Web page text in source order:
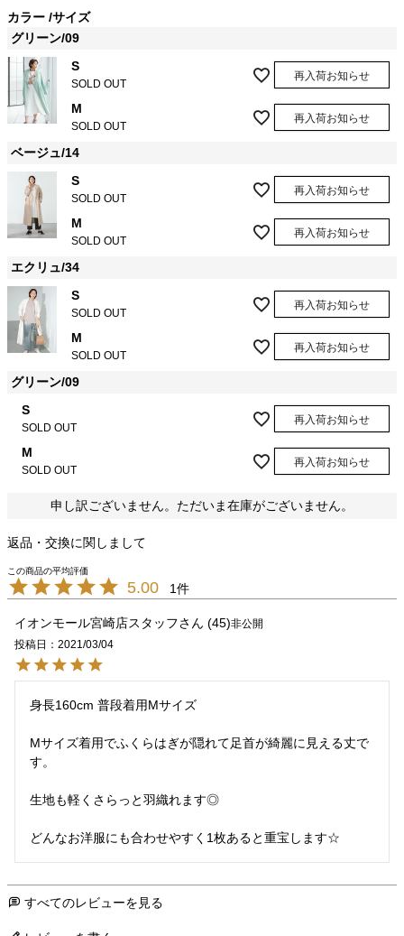
カラー サイズ
グリーン/09
S
SOLD OUT
再入荷お知らせ
M
SOLD OUT
再入荷お知らせ
ベージュ/14
S
SOLD OUT
再入荷お知らせ
M
SOLD OUT
再入荷お知らせ
エクリュ/34
S
SOLD OUT
再入荷お知らせ
M
SOLD OUT
再入荷お知らせ
グリーン/09
S
SOLD OUT
再入荷お知らせ
M
SOLD OUT
再入荷お知らせ
申し訳ございません。ただいま在庫がございません。
返品・交換に関しまして
5.00 1
イオンモール宮崎店スタッフ 45 非公開
投稿日
2021/03/04
身長160cm 普段着用Mサイズ
Mサイズ着用でふくらはぎが隠れて足首が綺麗に見える丈で
す。
生地も軽くさらっと羽織れます◎
どんなお洋服にも合わせやすく1枚あると重宝します☆
すべてのレビューを見る